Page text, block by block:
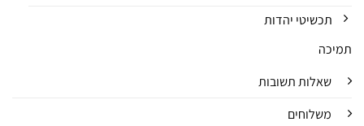
תכשיטי יהדות
תמיכה
שאלות תשובות
משלוחים